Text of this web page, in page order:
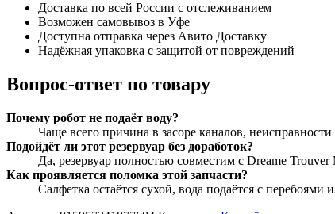
Доставка по всей России с отслеживанием
Возможен самовывоз в Уфе
Доступна отправка через Авито Доставку
Надёжная упаковка с защитой от повреждений
Вопрос-ответ по товару
Почему робот не подаёт воду?
Чаще всего причина в засоре каналов,
Подойдёт ли этот резервуар без доработок?
Да, резервуар полностью совместим с Dreame Trouver
Как проявляется поломка этой запчасти?
Салфетка остаётся сухой, вода подаётся с перебоями